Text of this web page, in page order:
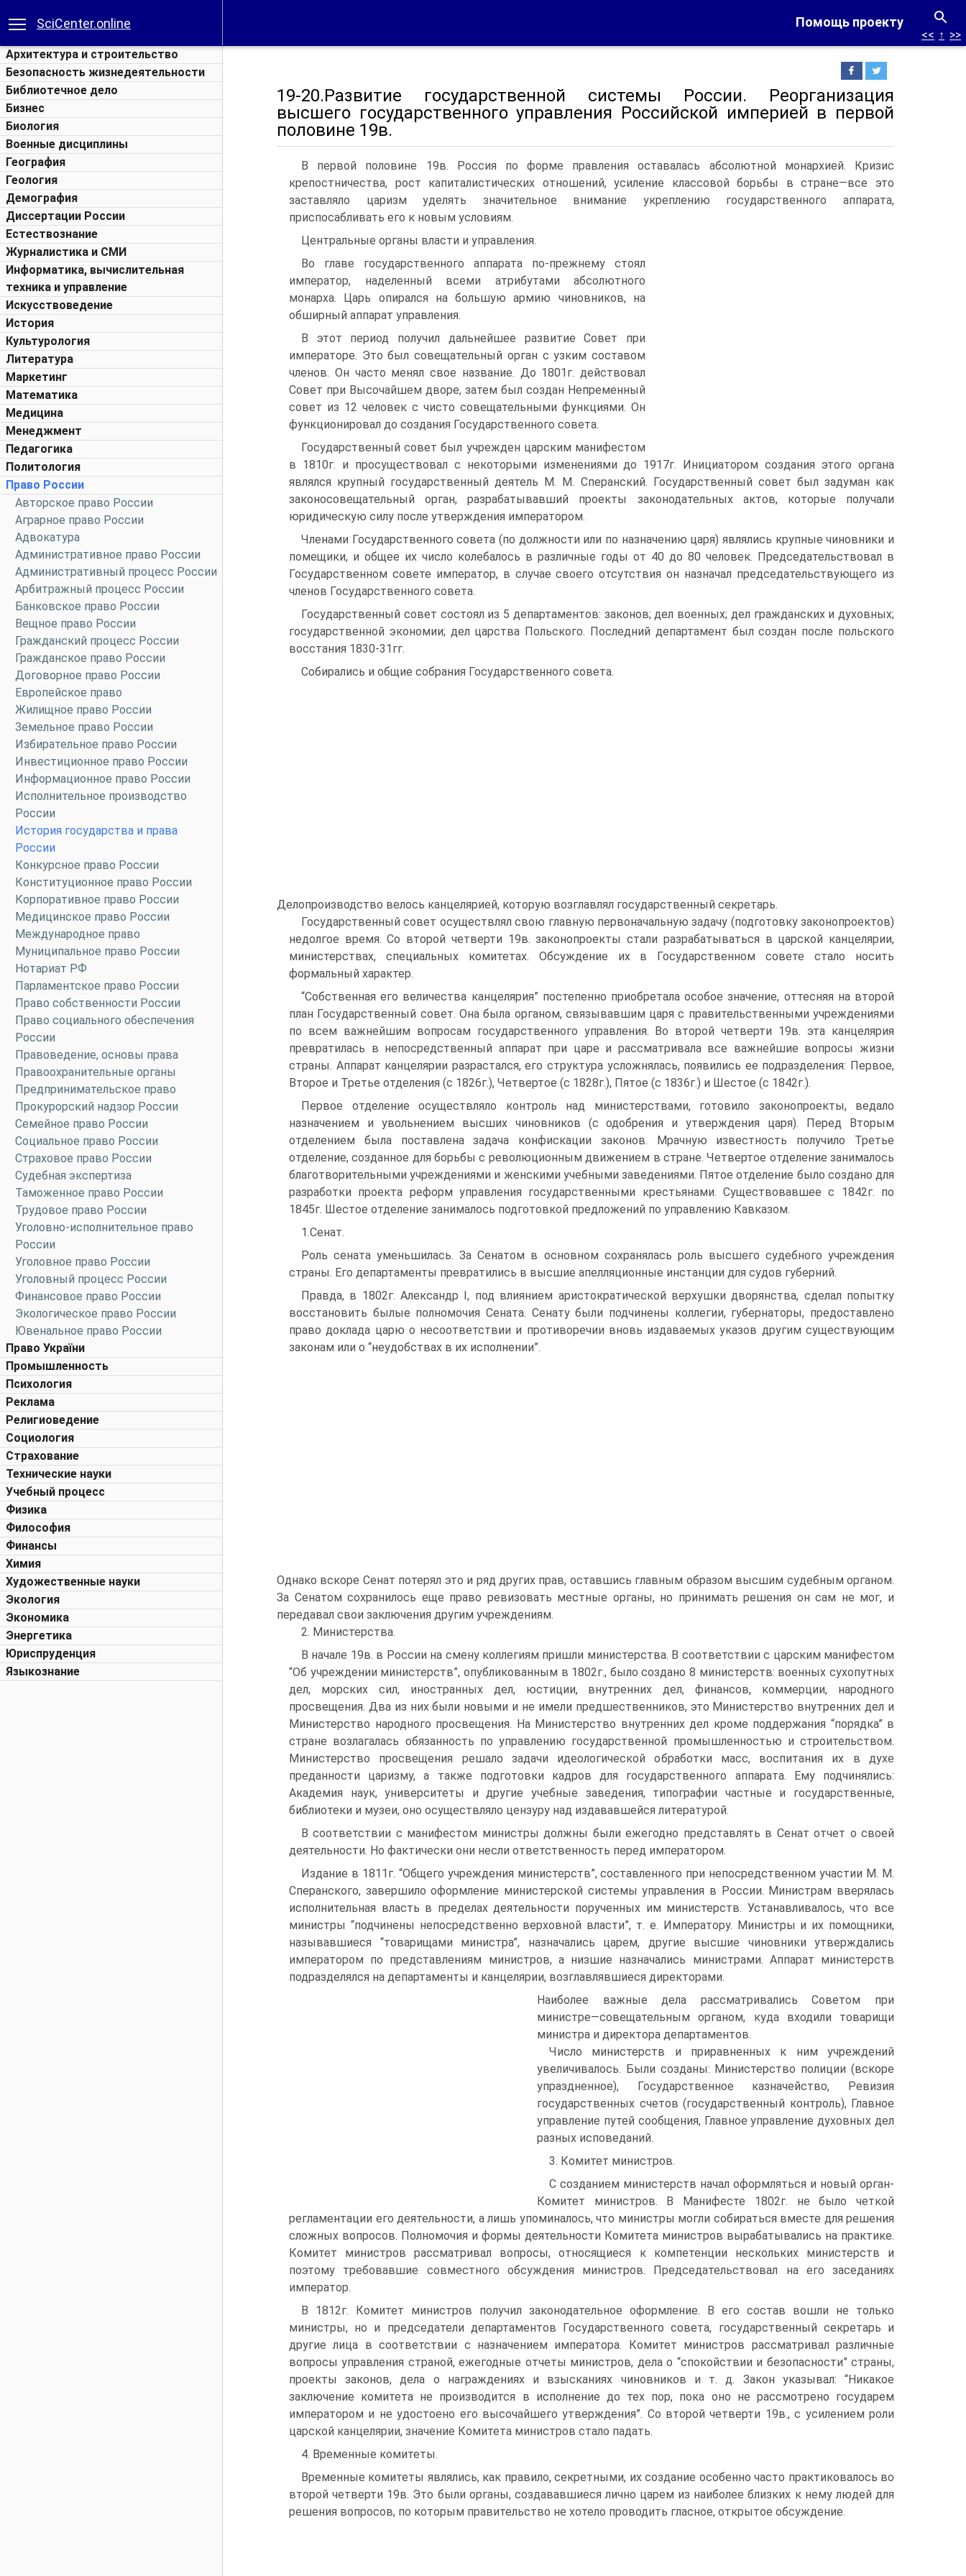
Помощь проекту
SciCenter.online
Архитектура и строительство
Безопасность жизнедеятельности
Библиотечное дело
Бизнес
Биология
Военные дисциплины
География
Геология
Демография
Диссертации России
Естествознание
Журналистика и СМИ
Информатика, вычислительная
техника и управление
Искусствоведение
История
Культурология
Литература
Маркетинг
Математика
Медицина
Менеджмент
Педагогика
Политология
Право России
Авторское право России
Аграрное право России
Адвокатура
Административное право России
Административный процесс России
Арбитражный процесс России
Банковское право России
Вещное право России
Гражданский процесс России
Гражданское право России
Договорное право России
Европейское право
Жилищное право России
Земельное право России
Избирательное право России
Инвестиционное право России
Информационное право России
Исполнительное производство
России
История государства и права
России
Конкурсное право России
Конституционное право России
Корпоративное право России
Медицинское право России
Международное право
Муниципальное право России
Нотариат РФ
Парламентское право России
Право собственности России
Право социального обеспечения
России
Правоведение, основы права
Правоохранительные органы
Предпринимательское право
Прокурорский надзор России
Семейное право России
Социальное право России
Страховое право России
Судебная экспертиза
Таможенное право России
Трудовое право России
Уголовно-исполнительное право
России
Уголовное право России
Уголовный процесс России
Финансовое право России
Экологическое право России
Ювенальное право России
Право України
Промышленность
Психология
Реклама
Религиоведение
Социология
Страхование
Технические науки
Учебный процесс
Физика
Философия
Финансы
Химия
Художественные науки
Экология
Экономика
Энергетика
Юриспруденция
Языкознание
<< ↑ >>
19-20.Развитие государственной системы России. Реорганизация
высшего государственного управления Российской империей в первой
половине 19в.
В первой половине 19в. Россия по форме правления оставалась абсолютной монархией. Кризис
крепостничества, рост капиталистических отношений, усиление классовой борьбы в стране—все это
заставляло царизм уделять значительное внимание укреплению государственного аппарата,
приспосабливать его к новым условиям.
Центральные органы власти и управления.
Во главе государственного аппарата по-прежнему стоял
император, наделенный всеми атрибутами абсолютного
монарха. Царь опирался на большую армию чиновников, на
обширный аппарат управления.
В этот период получил дальнейшее развитие Совет при
императоре. Это был совещательный орган с узким составом
членов. Он часто менял свое название. До 1801г. действовал
Совет при Высочайшем дворе, затем был создан Непременный
совет из 12 человек с чисто совещательными функциями. Он
функционировал до создания Государственного совета.
Государственный совет был учрежден царским манифестом
в 1810г. и просуществовал с некоторыми изменениями до 1917г. Инициатором создания этого органа
являлся крупный государственный деятель М. М. Сперанский. Государственный совет был задуман как
законосовещательный орган, разрабатывавший проекты законодательных актов, которые получали
юридическую силу после утверждения императором.
Членами Государственного совета (по должности или по назначению царя) являлись крупные чиновники и
помещики, и общее их число колебалось в различные годы от 40 до 80 человек. Председательствовал в
Государственном совете император, в случае своего отсутствия он назначал председательствующего из
членов Государственного совета.
Государственный совет состоял из 5 департаментов: законов; дел военных; дел гражданских и духовных;
государственной экономии; дел царства Польского. Последний департамент был создан после польского
восстания 1830-31гг.
Собирались и общие собрания Государственного совета.
Делопроизводство велось канцелярией, которую возглавлял государственный секретарь.
Государственный совет осуществлял свою главную первоначальную задачу (подготовку законопроектов)
недолгое время. Со второй четверти 19в. законопроекты стали разрабатываться в царской канцелярии,
министерствах, специальных комитетах. Обсуждение их в Государственном совете стало носить
формальный характер.
“Собственная его величества канцелярия” постепенно приобретала особое значение, оттесняя на второй
план Государственный совет. Она была органом, связывавшим царя с правительственными учреждениями
по всем важнейшим вопросам государственного управления. Во второй четверти 19в. эта канцелярия
превратилась в непосредственный аппарат при царе и рассматривала все важнейшие вопросы жизни
страны. Аппарат канцелярии разрастался, его структура усложнялась, появились ее подразделения: Первое,
Второе и Третье отделения (с 1826г.), Четвертое (с 1828г.), Пятое (с 1836г.) и Шестое (с 1842г.).
Первое отделение осуществляло контроль над министерствами, готовило законопроекты, ведало
назначением и увольнением высших чиновников (с одобрения и утверждения царя). Перед Вторым
отделением была поставлена задача конфискации законов. Мрачную известность получило Третье
отделение, созданное для борьбы с революционным движением в стране. Четвертое отделение занималось
благотворительными учреждениями и женскими учебными заведениями. Пятое отделение было создано для
разработки проекта реформ управления государственными крестьянами. Существовавшее с 1842г. по
1845г. Шестое отделение занималось подготовкой предложений по управлению Кавказом.
1.Сенат.
Роль сената уменьшилась. За Сенатом в основном сохранялась роль высшего судебного учреждения
страны. Его департаменты превратились в высшие апелляционные инстанции для судов губерний.
Правда, в 1802г. Александр Ι, под влиянием аристократической верхушки дворянства, сделал попытку
восстановить былые полномочия Сената. Сенату были подчинены коллегии, губернаторы, предоставлено
право доклада царю о несоответствии и противоречии вновь издаваемых указов другим существующим
законам или о “неудобствах в их исполнении”.
Однако вскоре Сенат потерял это и ряд других прав, оставшись главным образом высшим судебным органом.
За Сенатом сохранилось еще право ревизовать местные органы, но принимать решения он сам не мог, и
передавал свои заключения другим учреждениям.
2. Министерства.
В начале 19в. в России на смену коллегиям пришли министерства. В соответствии с царским манифестом
“Об учреждении министерств”, опубликованным в 1802г., было создано 8 министерств: военных сухопутных
дел, морских сил, иностранных дел, юстиции, внутренних дел, финансов, коммерции, народного
просвещения. Два из них были новыми и не имели предшественников, это Министерство внутренних дел и
Министерство народного просвещения. На Министерство внутренних дел кроме поддержания “порядка” в
стране возлагалась обязанность по управлению государственной промышленностью и строительством.
Министерство просвещения решало задачи идеологической обработки масс, воспитания их в духе
преданности царизму, а также подготовки кадров для государственного аппарата. Ему подчинялись:
Академия наук, университеты и другие учебные заведения, типографии частные и государственные,
библиотеки и музеи, оно осуществляло цензуру над издававшейся литературой.
В соответствии с манифестом министры должны были ежегодно представлять в Сенат отчет о своей
деятельности. Но фактически они несли ответственность перед императором.
Издание в 1811г. “Общего учреждения министерств”, составленного при непосредственном участии М. М.
Сперанского, завершило оформление министерской системы управления в России. Министрам вверялась
исполнительная власть в пределах деятельности порученных им министерств. Устанавливалось, что все
министры “подчинены непосредственно верховной власти”, т. е. Императору. Министры и их помощники,
называвшиеся “товарищами министра”, назначались царем, другие высшие чиновники утверждались
императором по представлениям министров, а низшие назначались министрами. Аппарат министерств
подразделялся на департаменты и канцелярии, возглавлявшиеся директорами.
Наиболее важные дела рассматривались Советом при
министре—совещательным органом, куда входили товарищи
министра и директора департаментов.
Число министерств и приравненных к ним учреждений
увеличивалось. Были созданы: Министерство полиции (вскоре
упраздненное), Государственное казначейство, Ревизия
государственных счетов (государственный контроль), Главное
управление путей сообщения, Главное управление духовных дел
разных исповеданий.
3. Комитет министров.
С созданием министерств начал оформляться и новый орган-
Комитет министров. В Манифесте 1802г. не было четкой
регламентации его деятельности, а лишь упоминалось, что министры могли собираться вместе для решения
сложных вопросов. Полномочия и формы деятельности Комитета министров вырабатывались на практике.
Комитет министров рассматривал вопросы, относящиеся к компетенции нескольких министерств и
поэтому требовавшие совместного обсуждения министров. Председательствовал на его заседаниях
император.
В 1812г. Комитет министров получил законодательное оформление. В его состав вошли не только
министры, но и председатели департаментов Государственного совета, государственный секретарь и
другие лица в соответствии с назначением императора. Комитет министров рассматривал различные
вопросы управления страной, ежегодные отчеты министров, дела о “спокойствии и безопасности” страны,
проекты законов, дела о награждениях и взысканиях чиновников и т. д. Закон указывал: “Никакое
заключение комитета не производится в исполнение до тех пор, пока оно не рассмотрено государем
императором и не удостоено его высочайшего утверждения”. Со второй четверти 19в., с усилением роли
царской канцелярии, значение Комитета министров стало падать.
4. Временные комитеты.
Временные комитеты являлись, как правило, секретными, их создание особенно часто практиковалось во
второй четверти 19в. Это были органы, создававшиеся лично царем из наиболее близких к нему людей для
решения вопросов, по которым правительство не хотело проводить гласное, открытое обсуждение.